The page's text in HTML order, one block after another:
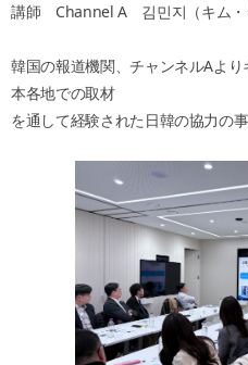
講師 Channel A 김민지（キム・
韓国の報道機関、チャンネルAよ
本各地での取材
を通して経験された日韓の協力の